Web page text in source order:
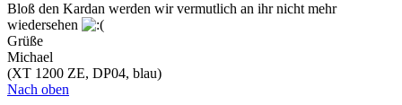
Bloß den Kardan werden wir vermutlich an ihr nicht mehr
wiedersehen
Grüße
Michael
(XT 1200 ZE, DP04, blau)
Nach oben